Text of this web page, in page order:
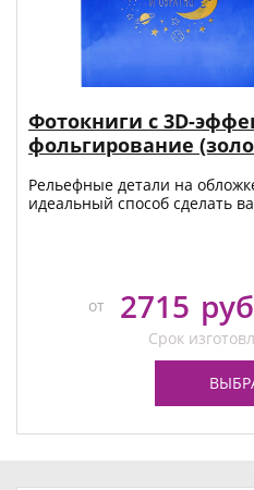
Фотокниги с 3D-
фольгирование
Рельефные детали на
идеальный способ сделать
от 2715
Срок